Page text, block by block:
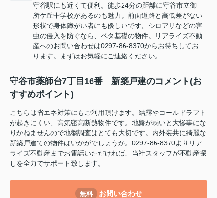
守谷駅にも近くて便利。徒歩24分の距離に守谷市立御
所ケ丘中学校があるのも魅力。前面道路と高低差がない
形状で身体障がい者にも優しいです。シロアリなどの害
虫の侵入を防ぐなら、ベタ基礎の物件。リアライズ不動
産へのお問い合わせは0297-86-8370からお待ちしてお
ります。まずはお気軽にご連絡ください。
守谷市薬師台7丁目16番 新築戸建のコメント(お
すすめポイント)
こちらは省エネ対策にもご利用頂けます。結露やコールドラフト
が起きにくい、高気密高断熱物件です。地盤が弱いと大惨事にな
りかねませんので地盤調査はとても大切です。内外装共に綺麗な
新築戸建ての物件はいかがでしょうか。0297-86-8370よりリア
ライズ不動産までお電話いただければ、当社スタッフが不動産探
しを全力でサポート致します。
無料 お問い合わせ